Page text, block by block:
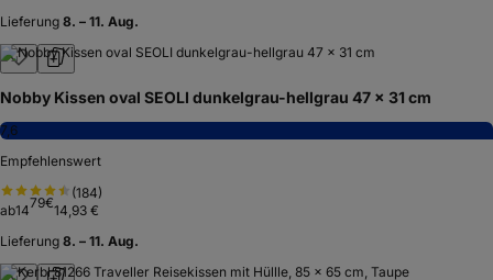
Lieferung 8. – 11. Aug.
Nobby Kissen oval SEOLI dunkelgrau-hellgrau 47 x 31 cm
7,6
Empfehlenswert
(184)
ab1479€14,93 €
Lieferung 8. – 11. Aug.